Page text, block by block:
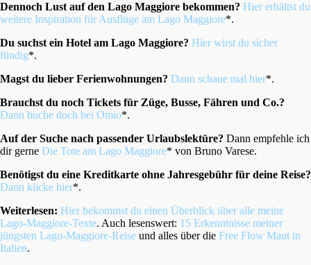
Dennoch Lust auf den Lago Maggiore bekommen? Hier erhältst du
weitere Inspiration für Ausflüge am Lago Maggiore*.
Du suchst ein Hotel am Lago Maggiore? Hier wirst du sicher
fündig*.
Magst du lieber Ferienwohnungen? Dann schaue mal hier*.
Brauchst du noch Tickets für Züge, Busse, Fähren und Co.?
Dann buche doch bei Omio*.
Auf der Suche nach passender Urlaubslektüre? Dann empfehle ich
dir gerne Die Tote am Lago Maggiore* von Bruno Varese.
Benötigst du eine Kreditkarte ohne Jahresgebühr für deine Reise?
Dann klicke hier*.
Weiterlesen: Hier bekommst du einen Überblick über alle meine
Lago-Maggiore-Texte. Auch lesenswert: 15 Erkenntnisse meiner
jüngsten Lago-Maggiore-Reise und alles über die Free Flow Maut in
Italien.